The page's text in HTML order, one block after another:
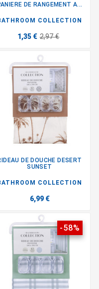
DE RANGEMENT A...
COLLECTION
1,35 € 2,97 €
DE DOUCHE DESERT
SUNSET
COLLECTION
6,99 €
-58%